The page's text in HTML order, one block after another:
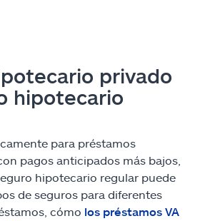
privado
hipotecario
para préstamos
pagos anticipados más bajos,
hipotecario regular puede
de seguros para diferentes
cómo los préstamos VA